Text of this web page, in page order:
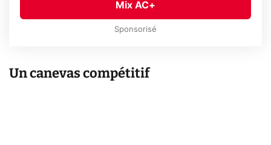
Mix AC+
Sponsorisé
Un canevas compétitif